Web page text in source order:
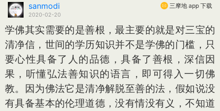
三摩地 app 下载
sanmodi
2020-02-20
学佛其实需要的是善根，最主要的就是对三宝的
清净信，世间的学历知识并不是学佛的门槛，只
要心性具备了人的品德，具备了善根，深信因
果，听懂弘法善知识的语言，即可得入一切佛
教。因为佛法它是清净解脱至善的法，假如说没
有具备基本的伦理道德，没有情没有义，不知道